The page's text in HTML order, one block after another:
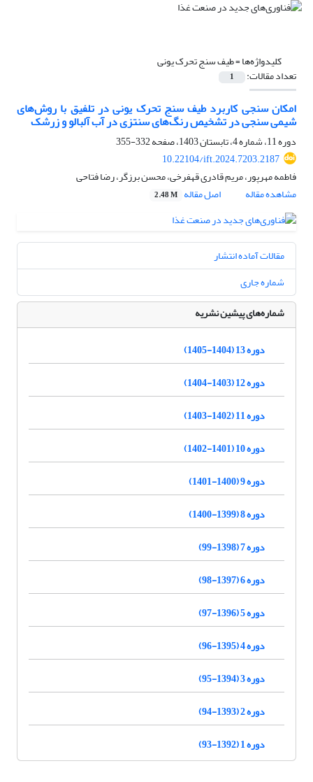
کلیدواژه‌ها =طیف سنج تحرک یونی
تعداد مقالات: 1
امکان سنجی کاربرد طیف سنج تحرک یونی در تلفیق با روش‌های
‏شیمی سنجی در تشخیص رنگ‌های سنتزی در آب آلبالو و زرشک‎ ‎‏‌‏
دوره 11، شماره 4، تابستان 1403، صفحه
332-355
10.22104/ift.2024.7203.2187
فاطمه مهرپور، مریم قادری قهفرخی، محسن برزگر، رضا فتاحی
مشاهده مقاله
اصل مقاله 2.48 M
مقالات آماده انتشار
شماره جاری
شماره‌های پیشین نشریه
دوره 13 (1404-1405)
دوره 12 (1403-1404)
دوره 11 (1402-1403)
دوره 10 (1401-1402)
دوره 9 (1400-1401)
دوره 8 (1399-1400)
دوره 7 (1398-99)
دوره 6 (1397-98)
دوره 5 (1396-97)
دوره 4 (1395-96)
دوره 3 (1394-95)
دوره 2 (1393-94)
دوره 1 (1392-93)